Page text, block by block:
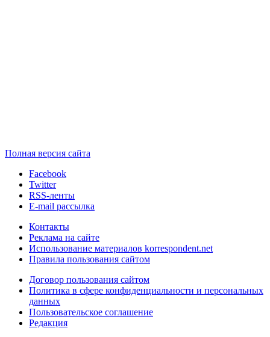
Полная версия сайта
Facebook
Twitter
RSS-ленты
E-mail рассылка
Контакты
Реклама на сайте
Использование материалов korrespondent.net
Правила пользования сайтом
Договор пользования сайтом
Политика в сфере конфиденциальности и персональных
данных
Пользовательское соглашение
Редакция